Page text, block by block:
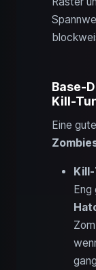
Base-
Kill-
Eine